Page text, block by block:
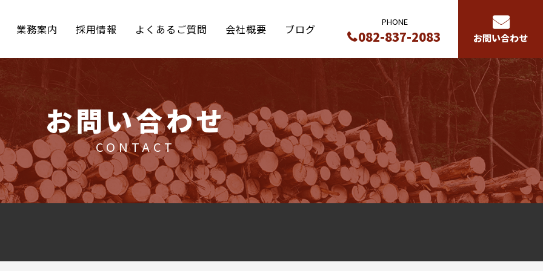
業務案内 採用情報 よくあるご質問 会社概要 ブログ PHONE
082-837-2083 お問い合わせ
お問い合わせ
CONTACT